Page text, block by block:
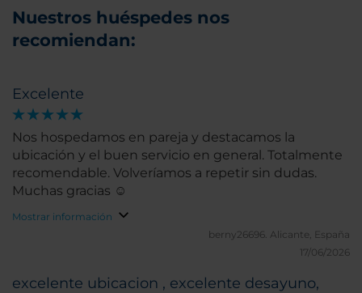
Nuestros huéspedes nos
recomiendan:
Excelente
Nos hospedamos en pareja y destacamos la
ubicación y el buen servicio en general. Totalmente
recomendable. Volveríamos a repetir sin dudas.
Muchas gracias ☺️
Mostrar información
berny26696. Alicante, España
17/06/2026
excelente ubicacion , excelente desayuno,